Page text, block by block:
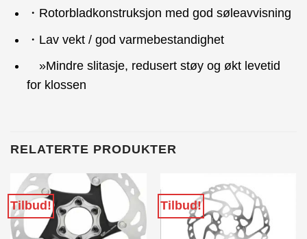
・Rotorbladkonstruksjon med god søleavvisning
・Lav vekt / god varmebestandighet
»Mindre slitasje, redusert støy og økt levetid
for klossen
RELATERTE PRODUKTER
Tilbud! Tilbud!